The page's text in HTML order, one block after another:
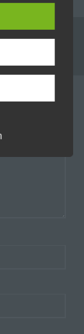
Required
die direkt
zu
einer
einer Online-
der
oder
Person sind,
Vorgang
die